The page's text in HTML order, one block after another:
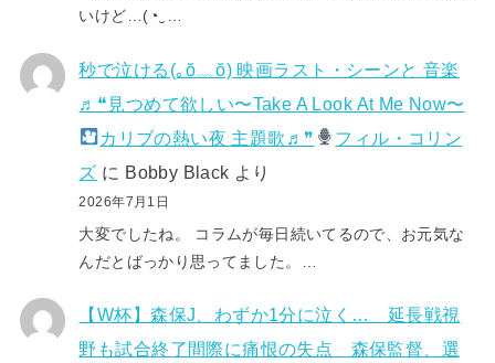
いけど…(⁠◔⁠‿⁠…
秒で泣ける(⁠｡⁠ŏ⁠﹏⁠ŏ⁠) 映画ラスト・シーンと 音楽
♬❝見つめて欲しい〜Take A Look At Me Now〜
カリブの熱い夜 主題歌♬❞
フィル・コリン
ズ に Bobby Black より
2026年7月1日
大変でしたね。 コラムが毎日続いてるので、お元気な
んだとばっかり思ってました。…
【W杯】森保J、わずか1分に泣く… 延長戦視
野も試合終了間際に痛恨の失点 森保監督、選